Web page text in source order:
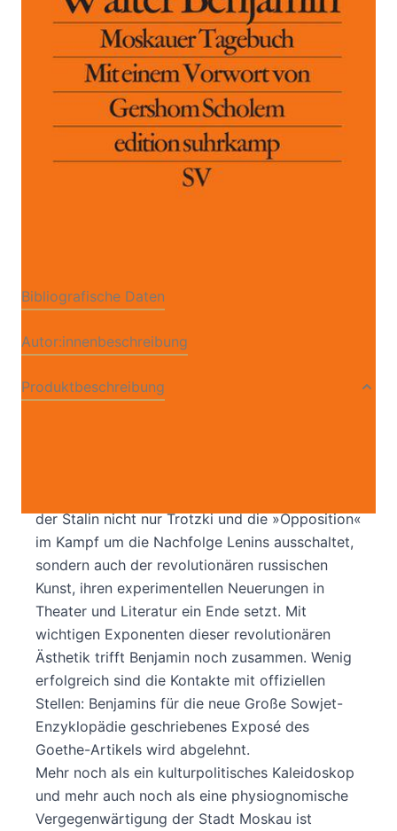
Zur Wunschliste hinzufügen
Walter Benjamin
Verlag: Suhrkamp 06.05.1980
220 Seiten
Bibliografische Daten
Autor:innenbeschreibung
Produktbeschreibung
der Stalin nicht nur Trotzki und die »Opposition«
im Kampf um die Nachfolge Lenins ausschaltet,
sondern auch der revolutionären russischen
Kunst, ihren experimentellen Neuerungen in
Theater und Literatur ein Ende setzt. Mit
wichtigen Exponenten dieser revolutionären
Ästhetik trifft Benjamin noch zusammen. Wenig
erfolgreich sind die Kontakte mit offiziellen
Stellen: Benjamins für die neue Große Sowjet-
Enzyklopädie geschriebenes Exposé des
Goethe-Artikels wird abgelehnt.
Mehr noch als ein kulturpolitisches Kaleidoskop
und mehr auch noch als eine physiognomische
Vergegenwärtigung der Stadt Moskau ist